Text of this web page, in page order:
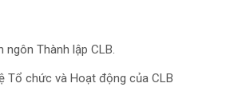
Thành lập CLB.
chức và Hoạt động của CLB